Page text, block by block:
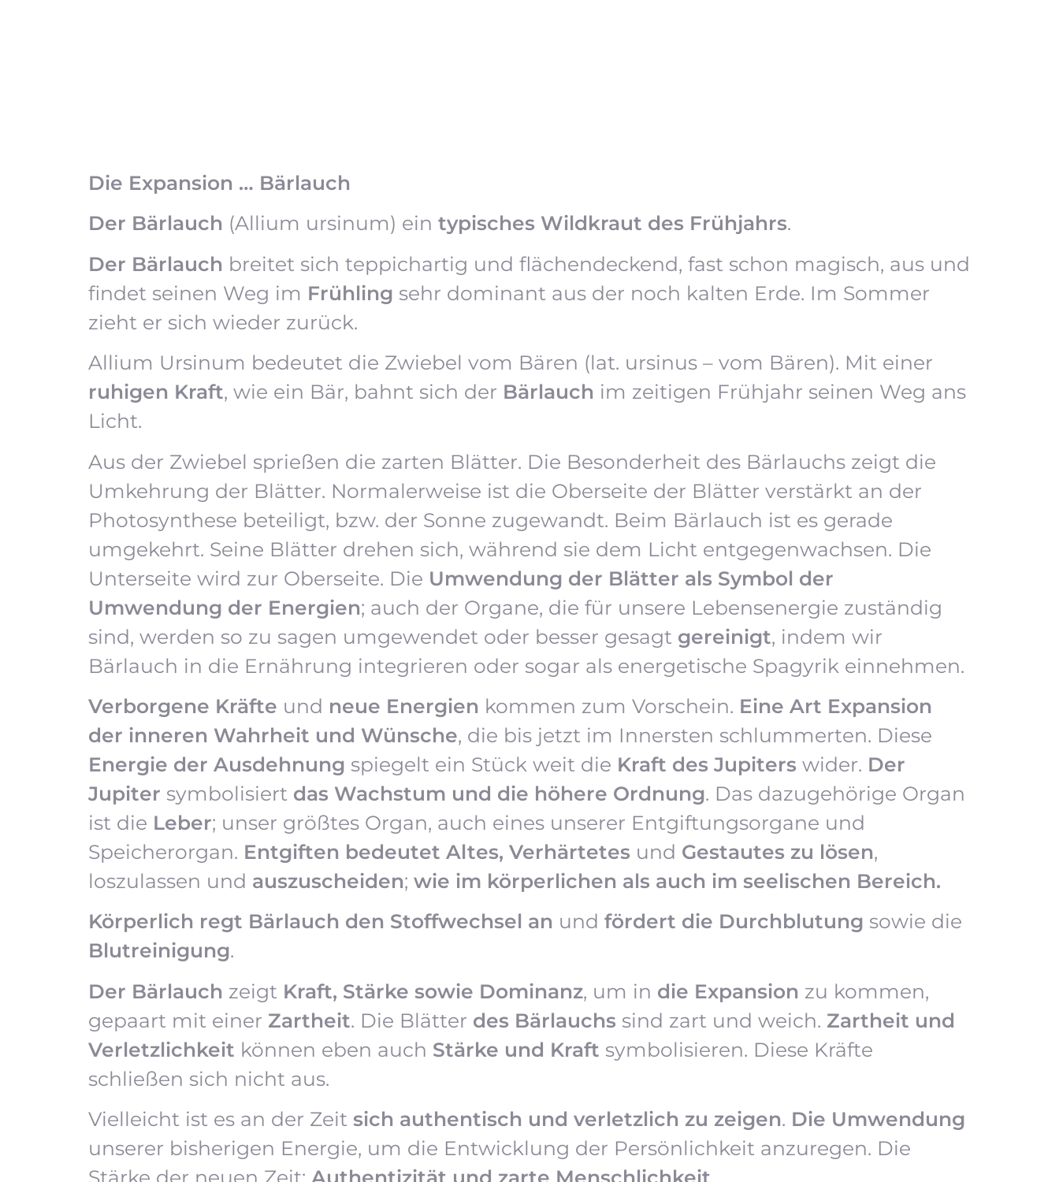
Die Expansion … Bärlauch
Der Bärlauch (Allium ursinum) ein typisches Wildkraut des Frühjahrs.
Der Bärlauch breitet sich teppichartig und flächendeckend, fast schon magisch, aus und
findet seinen Weg im Frühling sehr dominant aus der noch kalten Erde. Im Sommer
zieht er sich wieder zurück.
Allium Ursinum bedeutet die Zwiebel vom Bären (lat. ursinus – vom Bären). Mit einer
ruhigen Kraft, wie ein Bär, bahnt sich der Bärlauch im zeitigen Frühjahr seinen Weg ans
Licht.
Aus der Zwiebel sprießen die zarten Blätter. Die Besonderheit des Bärlauchs zeigt die
Umkehrung der Blätter. Normalerweise ist die Oberseite der Blätter verstärkt an der
Photosynthese beteiligt, bzw. der Sonne zugewandt. Beim Bärlauch ist es gerade
umgekehrt. Seine Blätter drehen sich, während sie dem Licht entgegenwachsen. Die
Unterseite wird zur Oberseite. Die Umwendung der Blätter als Symbol der
Umwendung der Energien; auch der Organe, die für unsere Lebensenergie zuständig
sind, werden so zu sagen umgewendet oder besser gesagt gereinigt, indem wir
Bärlauch in die Ernährung integrieren oder sogar als energetische Spagyrik einnehmen.
Verborgene Kräfte und neue Energien kommen zum Vorschein. Eine Art Expansion
der inneren Wahrheit und Wünsche, die bis jetzt im Innersten schlummerten. Diese
Energie der Ausdehnung spiegelt ein Stück weit die Kraft des Jupiters wider. Der
Jupiter symbolisiert das Wachstum und die höhere Ordnung. Das dazugehörige Organ
ist die Leber; unser größtes Organ, auch eines unserer Entgiftungsorgane und
Speicherorgan. Entgiften bedeutet Altes, Verhärtetes und Gestautes zu lösen,
loszulassen und auszuscheiden; wie im körperlichen als auch im seelischen Bereich.
Körperlich regt Bärlauch den Stoffwechsel an und fördert die Durchblutung sowie die
Blutreinigung.
Der Bärlauch zeigt Kraft, Stärke sowie Dominanz, um in die Expansion zu kommen,
gepaart mit einer Zartheit. Die Blätter des Bärlauchs sind zart und weich. Zartheit und
Verletzlichkeit können eben auch Stärke und Kraft symbolisieren. Diese Kräfte
schließen sich nicht aus.
Vielleicht ist es an der Zeit sich authentisch und verletzlich zu zeigen. Die Umwendung
unserer bisherigen Energie, um die Entwicklung der Persönlichkeit anzuregen. Die